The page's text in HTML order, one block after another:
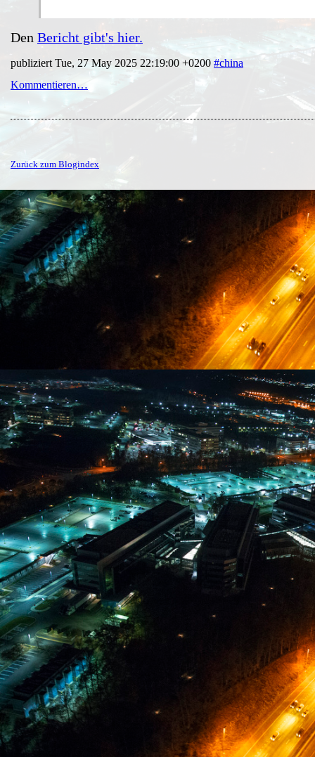
Den Bericht gibt's hier.
publiziert Tue, 27 May 2025 22:19:00 +0200 #china
Kommentieren…
Zurück zum Blogindex